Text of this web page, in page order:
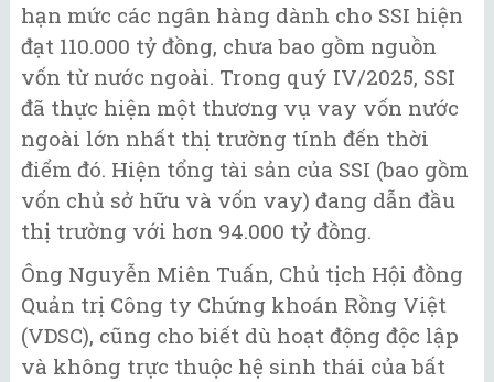
hạn mức các ngân hàng dành cho SSI hiện
đạt 110.000 tỷ đồng, chưa bao gồm nguồn
vốn từ nước ngoài. Trong quý IV/2025, SSI
đã thực hiện một thương vụ vay vốn nước
ngoài lớn nhất thị trường tính đến thời
điểm đó. Hiện tổng tài sản của SSI (bao gồm
vốn chủ sở hữu và vốn vay) đang dẫn đầu
thị trường với hơn 94.000 tỷ đồng.
Ông Nguyễn Miên Tuấn, Chủ tịch Hội đồng
Quản trị Công ty Chứng khoán Rồng Việt
(VDSC), cũng cho biết dù hoạt động độc lập
và không trực thuộc hệ sinh thái của bất